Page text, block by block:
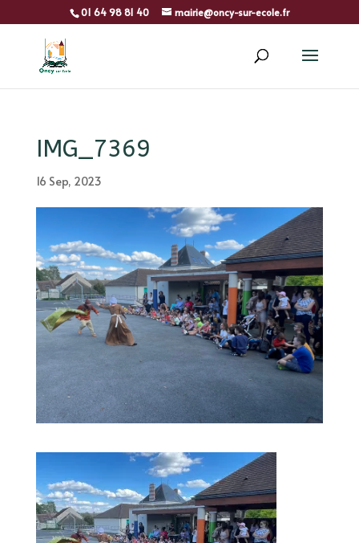
01 64 98 81 40 mairie@oncy-sur-ecole.fr
IMG_7369
16 Sep, 2023